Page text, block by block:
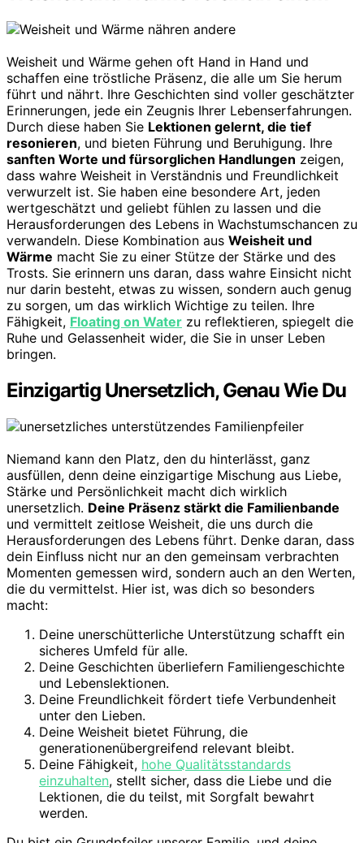
Weisheit und Wärme gehen oft Hand in Hand und
schaffen eine tröstliche Präsenz, die alle um Sie herum
führt und nährt. Ihre Geschichten sind voller geschätzter
Erinnerungen, jede ein Zeugnis Ihrer Lebenserfahrungen.
Durch diese haben Sie Lektionen gelernt, die tief
resonieren, und bieten Führung und Beruhigung. Ihre
sanften Worte und fürsorglichen Handlungen zeigen,
dass wahre Weisheit in Verständnis und Freundlichkeit
verwurzelt ist. Sie haben eine besondere Art, jeden
wertgeschätzt und geliebt fühlen zu lassen und die
Herausforderungen des Lebens in Wachstumschancen zu
verwandeln. Diese Kombination aus Weisheit und
Wärme macht Sie zu einer Stütze der Stärke und des
Trosts. Sie erinnern uns daran, dass wahre Einsicht nicht
nur darin besteht, etwas zu wissen, sondern auch genug
zu sorgen, um das wirklich Wichtige zu teilen. Ihre
Fähigkeit, Floating on Water zu reflektieren, spiegelt die
Ruhe und Gelassenheit wider, die Sie in unser Leben
bringen.
Einzigartig Unersetzlich, Genau Wie Du
Niemand kann den Platz, den du hinterlässt, ganz
ausfüllen, denn deine einzigartige Mischung aus Liebe,
Stärke und Persönlichkeit macht dich wirklich
unersetzlich. Deine Präsenz stärkt die Familienbande
und vermittelt zeitlose Weisheit, die uns durch die
Herausforderungen des Lebens führt. Denke daran, dass
dein Einfluss nicht nur an den gemeinsam verbrachten
Momenten gemessen wird, sondern auch an den Werten,
die du vermittelst. Hier ist, was dich so besonders
macht:
Deine unerschütterliche Unterstützung schafft ein
sicheres Umfeld für alle.
Deine Geschichten überliefern Familiengeschichte
und Lebenslektionen.
Deine Freundlichkeit fördert tiefe Verbundenheit
unter den Lieben.
Deine Weisheit bietet Führung, die
generationenübergreifend relevant bleibt.
Deine Fähigkeit, hohe Qualitätsstandards
einzuhalten, stellt sicher, dass die Liebe und die
Lektionen, die du teilst, mit Sorgfalt bewahrt
werden.